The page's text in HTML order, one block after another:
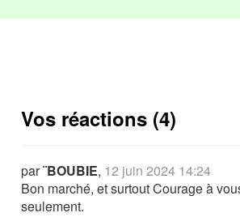
Vos réactions (4)
par¨BOUBIE, 12 juin 2024 14:24
Bon marché, et surtout Courage à
seulement.